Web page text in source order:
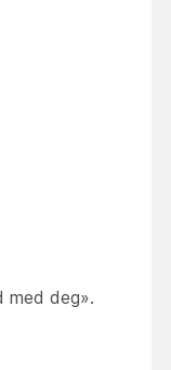
med deg».